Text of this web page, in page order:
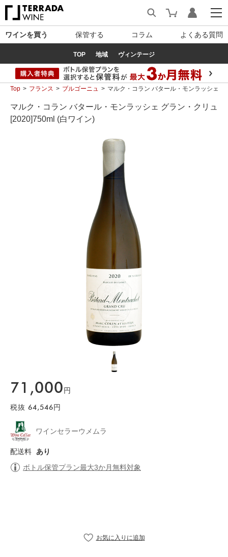
ワインを買う 保管する コラム よくある質問
TOP 地域 ヴィンテージ
Top フランス ブルゴーニュ マルク・コラン バタール・モンラッシェ
マルク・コラン バタール・モンラッシェ グラン・クリュ
[2020]750ml (白ワイン)
71,000 円
税抜 64,546 円
ワインセラーウメムラ
配送料
あり
ボトル保管プラン最大3か月無料対象